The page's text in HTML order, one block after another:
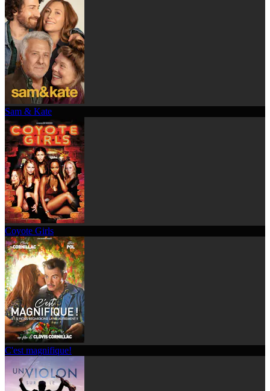
Sam & Kate
Coyote Girls
C'est magnifique!